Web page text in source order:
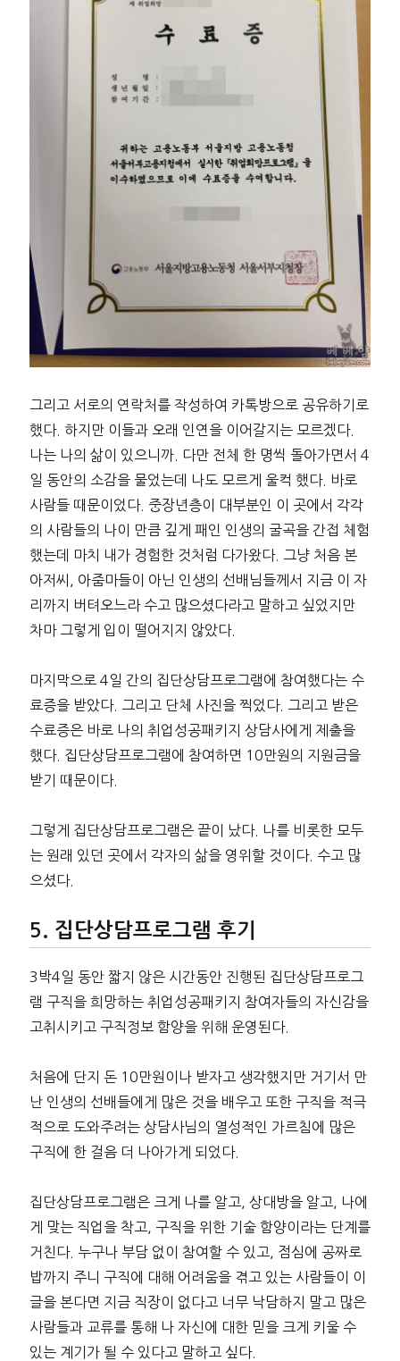
그리고 서로의 연락처를 작성하여 카톡방으로 공유하기로
했다. 하지만 이들과 오래 인연을 이어갈지는 모르겠다.
나는 나의 삶이 있으니까. 다만 전체 한 명씩 돌아가면서 4
일 동안의 소감을 물었는데 나도 모르게 울컥 했다. 바로
사람들 때문이었다. 중장년층이 대부분인 이 곳에서 각각
의 사람들의 나이 만큼 깊게 패인 인생의 굴곡을 간접 체험
했는데 마치 내가 경험한 것처럼 다가왔다. 그냥 처음 본
아저씨, 아줌마들이 아닌 인생의 선배님들께서 지금 이 자
리까지 버텨오느라 수고 많으셨다라고 말하고 싶었지만
차마 그렇게 입이 떨어지지 않았다.
마지막으로 4일 간의 집단상담프로그램에 참여했다는 수
료증을 받았다. 그리고 단체 사진을 찍었다. 그리고 받은
수료증은 바로 나의 취업성공패키지 상담사에게 제출을
했다. 집단상담프로그램에 참여하면 10만원의 지원금을
받기 때문이다.
그렇게 집단상담프로그램은 끝이 났다. 나를 비롯한 모두
는 원래 있던 곳에서 각자의 삶을 영위할 것이다. 수고 많
으셨다.
집단상담프로그램 후기
3박4일 동안 짧지 않은 시간동안 진행된 집단상담프로그
램 구직을 희망하는 취업성공패키지 참여자들의 자신감을
고취시키고 구직정보 함양을 위해 운영된다.
처음에 단지 돈 10만원이나 받자고 생각했지만 거기서 만
난 인생의 선배들에게 많은 것을 배우고 또한 구직을 적극
적으로 도와주려는 상담사님의 열성적인 가르침에 많은
구직에 한 걸음 더 나아가게 되었다.
집단상담프로그램은 크게 나를 알고, 상대방을 알고, 나에
게 맞는 직업을 착고, 구직을 위한 기술 함양이라는 단계를
거친다. 누구나 부담 없이 참여할 수 있고, 점심에 공짜로
밥까지 주니 구직에 대해 어려움을 겪고 있는 사람들이 이
글을 본다면 지금 직장이 없다고 너무 낙담하지 말고 많은
사람들과 교류를 통해 나 자신에 대한 믿을 크게 키울 수
있는 계기가 될 수 있다고 말하고 싶다.